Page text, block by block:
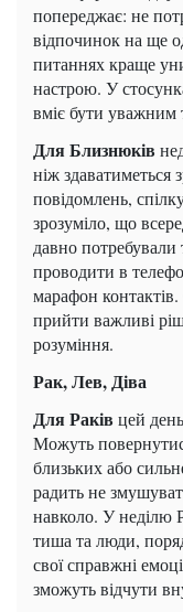
попереджає: не
відпочинок на ще
питаннях краще
настрою. У
вміє бути уважним
Для Близнюків
ніж здаватиметься
повідомлень,
зрозуміло, що
давно
проводити в
марафон
прийти важливі
розуміння.
Рак, Лев, Діва
Для Раків цей
Можуть
близьких або
радить не
навколо. У неділю
тиша та люди,
свої справжні
зможуть відчути